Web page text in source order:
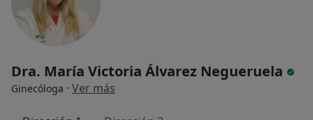
Dra. María Victoria Álvarez Negueruela
Ginecóloga · Ver más